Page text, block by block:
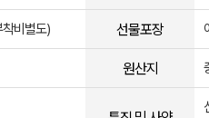
비별도) 선물포장
원산지